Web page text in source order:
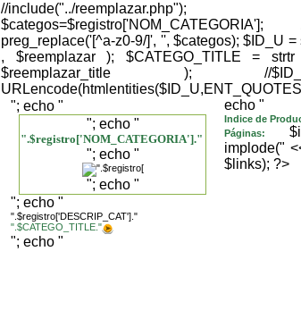
//include("../reemplazar.php");
preg_replace('[^a-z0-9/]', '', $categos); $ID_U =
, $reemplazar ); $CATEGO_TITLE =
$reemplazar_title ); //
"; echo "
"; echo "
".$registro['NOM_CATEGORIA']."
"; echo "
"; echo "
"; echo "
".$registro['DESCRIP_CAT']."
".$CATEGO_TITLE."
"; echo "
echo "
Indice de
Páginas:
implode("
$links); ?>